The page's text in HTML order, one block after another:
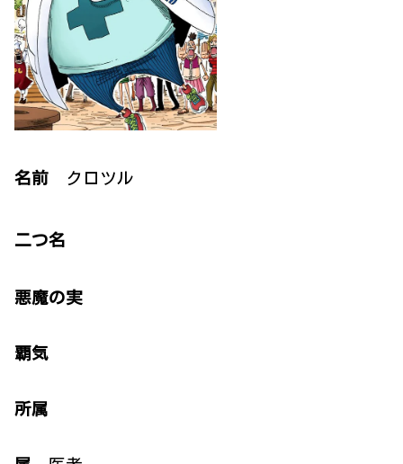
名前 クロツル
二つ名
悪魔の実
覇気
所属